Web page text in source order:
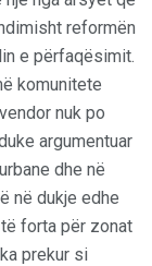
reformën
e përfaqësimit.
komunitete
nuk po
argumentuar
dhe në
në dukje edhe
forta për zonat
prekur si